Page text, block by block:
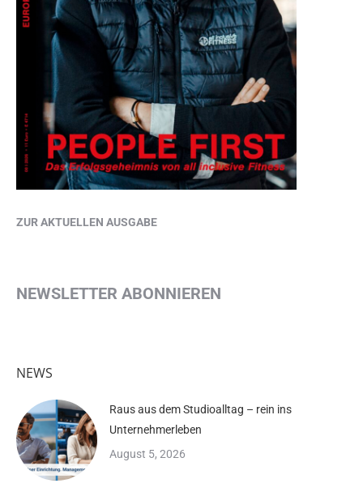
ZUR AKTUELLEN AUSGABE
NEWSLETTER ABONNIEREN
NEWS
Raus aus dem Studioalltag – rein ins
Unternehmerleben
August 5, 2026